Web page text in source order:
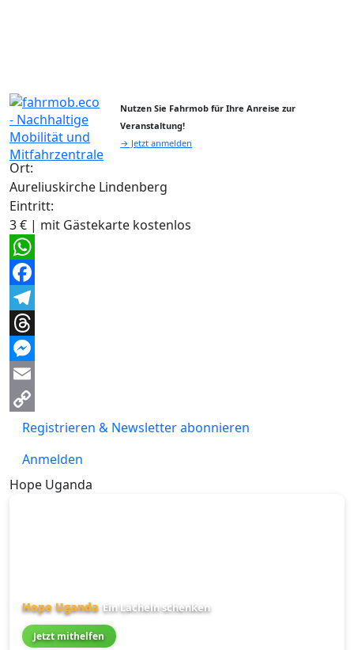
Nutzen Sie Fahrmob für Ihre Anreise zur
Veranstaltung!
→ Jetzt anmelden
Ort:
Aureliuskirche Lindenberg
Eintritt:
3 € | mit Gästekarte kostenlos
WhatsApp
Facebook
Telegram
Threads
Messenger
Email
Copy
Link
Registrieren & Newsletter abonnieren
Anmelden
Hope Uganda
Hope Uganda Ein Lächeln schenken
Jetzt mithelfen